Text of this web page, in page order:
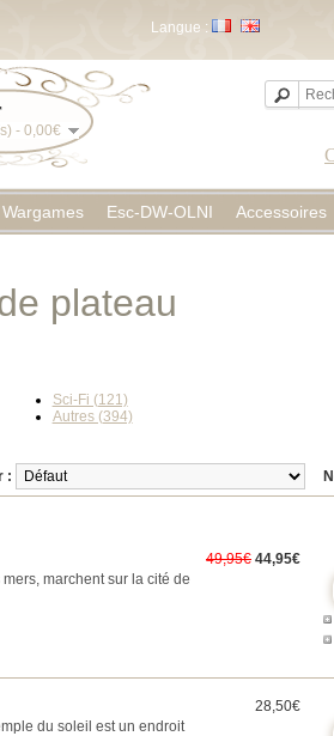
Langue :
- 0,00€
Wargames Esc-DW-OLNI Accessoires
plateau
Sci-Fi (121)
Autres (394)
:
49,95€ 44,95€
marchent sur la cité de
28,50€
du soleil est un endroit